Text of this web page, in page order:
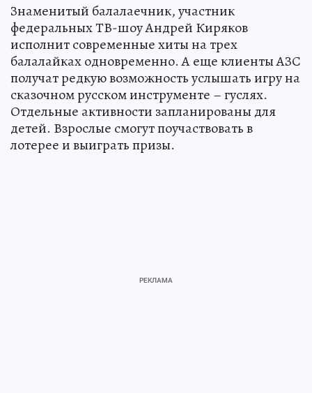
Знаменитый балалаечник, участник
федеральных ТВ-шоу Андрей Киряков
исполнит современные хиты на трех
балалайках одновременно. А еще клиенты АЗС
получат редкую возможность услышать игру на
сказочном русском инструменте – гуслях.
Отдельные активности запланированы для
детей. Взрослые смогут поучаствовать в
лотерее и выиграть призы.